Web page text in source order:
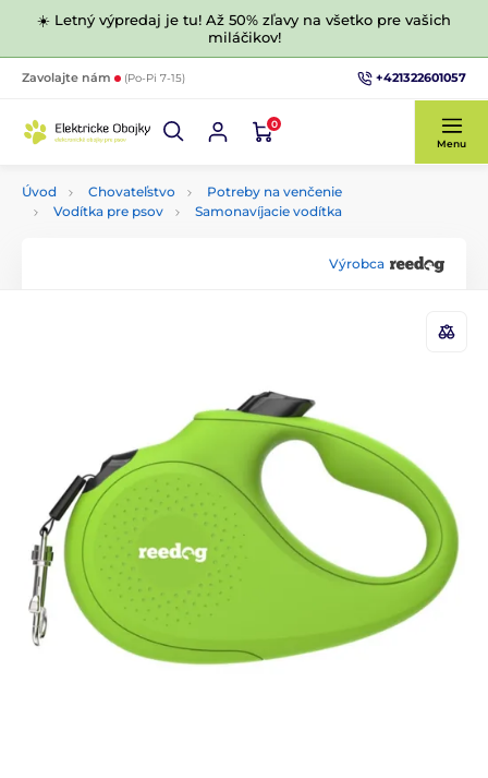
☀️ Letný výpredaj je tu! Až 50% zľavy na všetko pre vašich
miláčikov!
Zavolajte nám (Po-Pi 7-15) +421322601057
0
Menu
Úvod Chovateľstvo
Potreby na venčenie
Vodítka pre psov
Samonavíjacie vodítka
Výrobca